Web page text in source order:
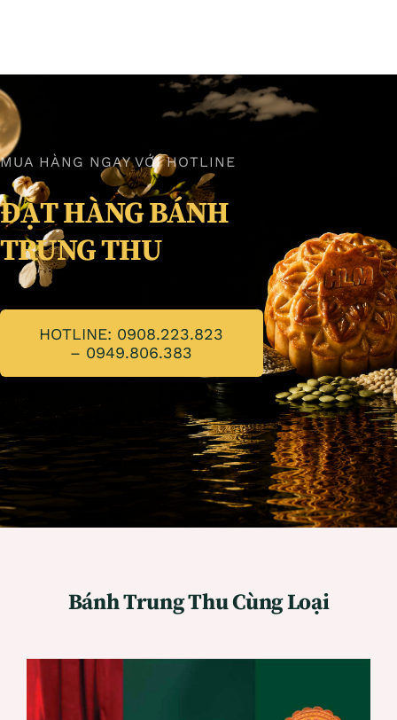
MUA HÀNG NGAY VỚI HOTLINE
ĐẶT HÀNG BÁNH
TRUNG THU
HOTLINE: 0908.223.823
– 0949.806.383
Bánh Trung Thu Cùng Loại